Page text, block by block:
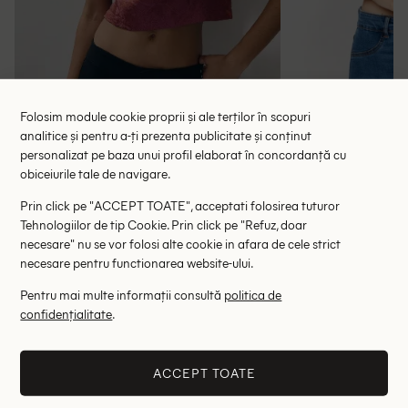
Top Noista, roz
RRP: 98.00 lei
XL
ULTIMA ȘANSĂ
- 79% - 33%
Folosim module cookie proprii și ale terților în scopuri
analitice și pentru a-ți prezenta publicitate și conținut
personalizat pe baza unui profil elaborat în concordanță cu
obiceiurile tale de navigare.
Prin click pe "ACCEPT TOATE", acceptati folosirea tuturor
Tehnologiilor de tip Cookie. Prin click pe "Refuz, doar
necesare" nu se vor folosi alte cookie in afara de cele strict
necesare pentru functionarea website-ului.
Pentru mai multe informații consultă politica de
confidențialitate.
ACCEPT TOATE